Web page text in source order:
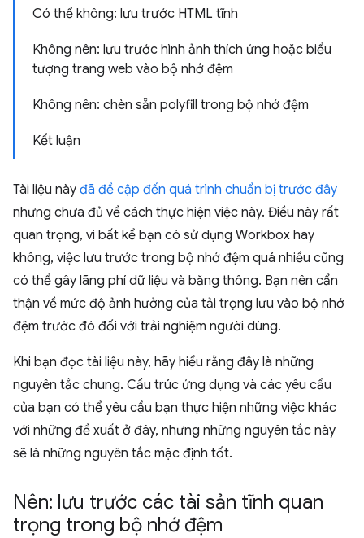
Có thể không: lưu trước HTML tĩnh
Không nên: lưu trước hình ảnh thích ứng hoặc biểu
tượng trang web vào bộ nhớ đệm
Không nên: chèn sẵn polyfill trong bộ nhớ đệm
Kết luận
Tài liệu này đã đề cập đến quá trình chuẩn bị trước đây
nhưng chưa đủ về cách thực hiện việc này. Điều này rất
quan trọng, vì bất kể bạn có sử dụng Workbox hay
không, việc lưu trước trong bộ nhớ đệm quá nhiều cũng
có thể gây lãng phí dữ liệu và băng thông. Bạn nên cẩn
thận về mức độ ảnh hưởng của tải trọng lưu vào bộ nhớ
đệm trước đó đối với trải nghiệm người dùng.
Khi bạn đọc tài liệu này, hãy hiểu rằng đây là những
nguyên tắc chung. Cấu trúc ứng dụng và các yêu cầu
của bạn có thể yêu cầu bạn thực hiện những việc khác
với những đề xuất ở đây, nhưng những nguyên tắc này
sẽ là những nguyên tắc mặc định tốt.
Nên: lưu trước các tài sản tĩnh quan
trọng trong bộ nhớ đệm